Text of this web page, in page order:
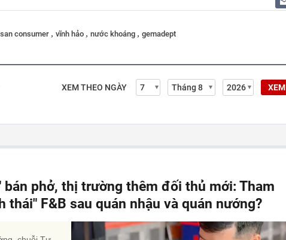
consumer , vĩnh hảo , nước khoáng , gemadept
XEM THEO NGÀY XEM
bán phở, thị trường thêm đối thủ mới: Tham
thái" F&B sau quán nhậu và quán nướng?